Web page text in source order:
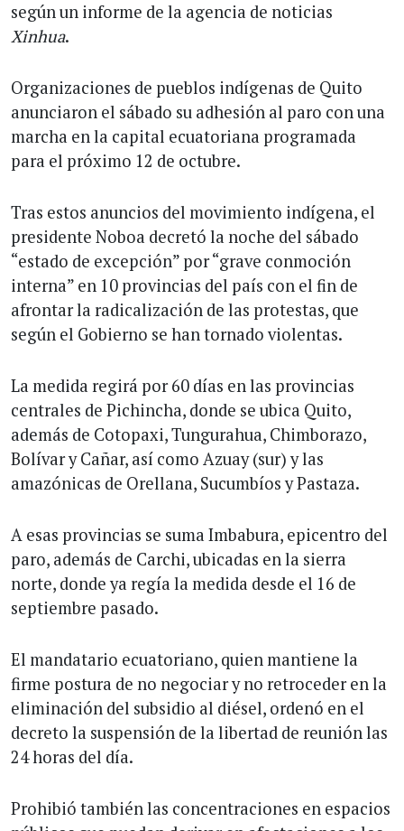
según un informe de la agencia de noticias
Xinhua.
Organizaciones de pueblos indígenas de Quito
anunciaron el sábado su adhesión al paro con una
marcha en la capital ecuatoriana programada
para el próximo 12 de octubre.
Tras estos anuncios del movimiento indígena, el
presidente Noboa decretó la noche del sábado
“estado de excepción” por “grave conmoción
interna” en 10 provincias del país con el fin de
afrontar la radicalización de las protestas, que
según el Gobierno se han tornado violentas.
La medida regirá por 60 días en las provincias
centrales de Pichincha, donde se ubica Quito,
además de Cotopaxi, Tungurahua, Chimborazo,
Bolívar y Cañar, así como Azuay (sur) y las
amazónicas de Orellana, Sucumbíos y Pastaza.
A esas provincias se suma Imbabura, epicentro del
paro, además de Carchi, ubicadas en la sierra
norte, donde ya regía la medida desde el 16 de
septiembre pasado.
El mandatario ecuatoriano, quien mantiene la
firme postura de no negociar y no retroceder en la
eliminación del subsidio al diésel, ordenó en el
decreto la suspensión de la libertad de reunión las
24 horas del día.
Prohibió también las concentraciones en espacios